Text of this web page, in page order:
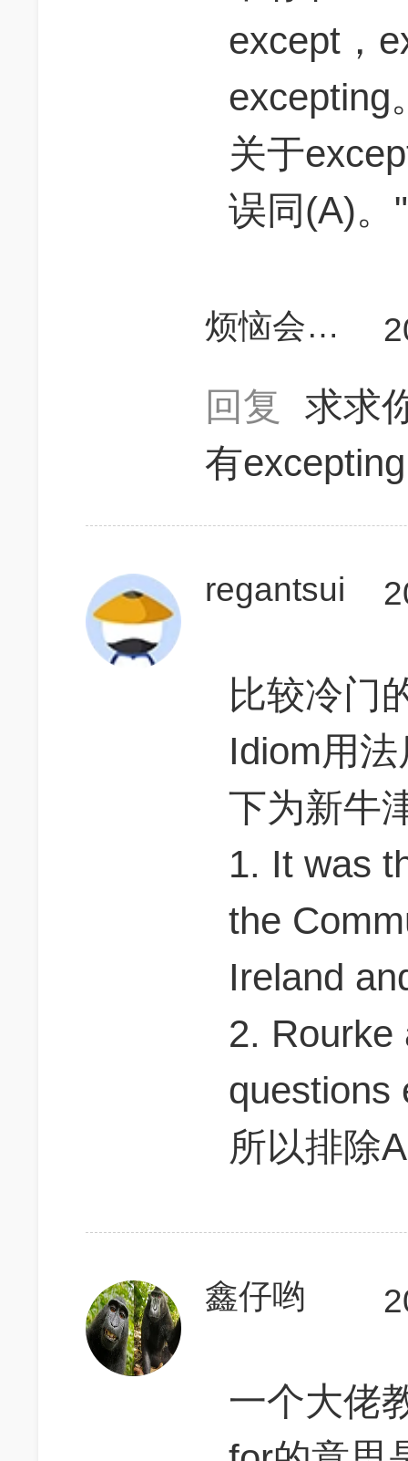
except，
excepting
关于
误同(A)。"
烦恼会解决烦恼
回复
求求
有
regantsui
比较冷门
Idiom用
下为新牛
1. It was
the
Ireland
2. Rourke
questions
所以排除
鑫仔哟
一个大佬